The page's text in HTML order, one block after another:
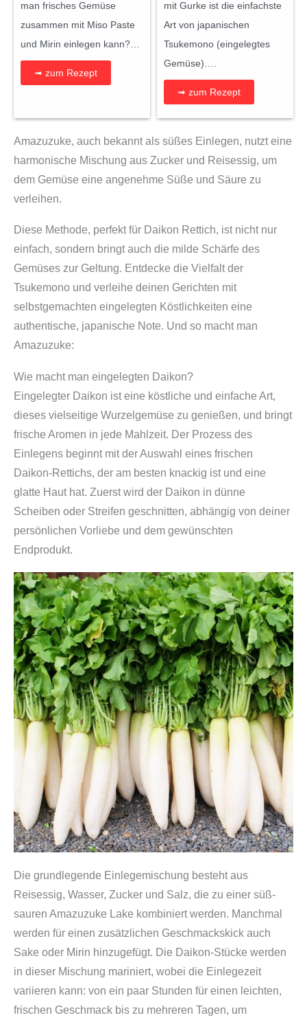
man frisches Gemüse
zusammen mit Miso Paste
und Mirin einlegen kann?…
➟ zum Rezept
mit Gurke ist die einfachste
Art von japanischen
Tsukemono (eingelegtes
Gemüse)….
➟ zum Rezept
Amazuzuke, auch bekannt als süßes Einlegen, nutzt eine
harmonische Mischung aus Zucker und Reisessig, um
dem Gemüse eine angenehme Süße und Säure zu
verleihen.
Diese Methode, perfekt für Daikon Rettich, ist nicht nur
einfach, sondern bringt auch die milde Schärfe des
Gemüses zur Geltung. Entdecke die Vielfalt der
Tsukemono und verleihe deinen Gerichten mit
selbstgemachten eingelegten Köstlichkeiten eine
authentische, japanische Note. Und so macht man
Amazuzuke:
Wie macht man eingelegten Daikon?
Eingelegter Daikon ist eine köstliche und einfache Art,
dieses vielseitige Wurzelgemüse zu genießen, und bringt
frische Aromen in jede Mahlzeit. Der Prozess des
Einlegens beginnt mit der Auswahl eines frischen
Daikon-Rettichs, der am besten knackig ist und eine
glatte Haut hat. Zuerst wird der Daikon in dünne
Scheiben oder Streifen geschnitten, abhängig von deiner
persönlichen Vorliebe und dem gewünschten
Endprodukt.
Die grundlegende Einlegemischung besteht aus
Reisessig, Wasser, Zucker und Salz, die zu einer süß-
sauren Amazuzuke Lake kombiniert werden. Manchmal
werden für einen zusätzlichen Geschmackskick auch
Sake oder Mirin hinzugefügt. Die Daikon-Stücke werden
in dieser Mischung mariniert, wobei die Einlegezeit
variieren kann: von ein paar Stunden für einen leichten,
frischen Geschmack bis zu mehreren Tagen, um